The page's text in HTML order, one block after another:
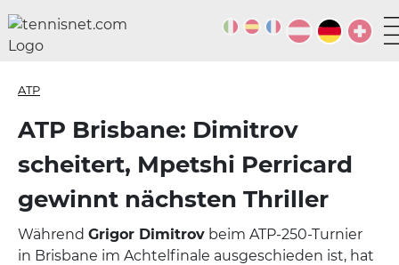
ATP
ATP Brisbane: Dimitrov
scheitert, Mpetshi Perricard
gewinnt nächsten Thriller
Während Grigor Dimitrov beim ATP-250-Turnier
in Brisbane im Achtelfinale ausgeschieden ist, hat